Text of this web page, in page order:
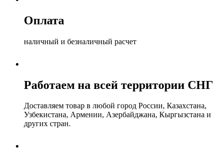
Оплата
наличный и безналичный расчет
Работаем на всей территории СНГ
Доставляем товар в любой город России, Казахстана,
Узбекистана, Армении, Азербайджана, Кыргызстана и
других стран.